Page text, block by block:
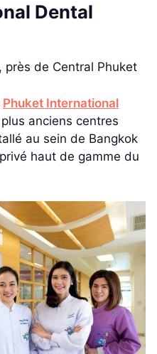
Dental
près de Central Phuket
Phuket International
plus anciens centres
au sein de Bangkok
haut de gamme du